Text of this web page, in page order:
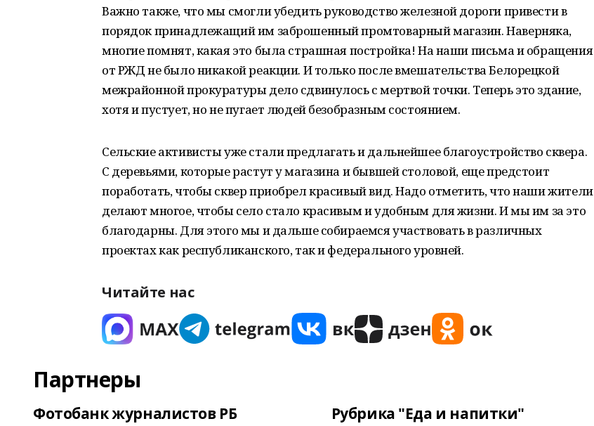
Важно также, что мы смогли убедить руководство железной дороги привести в
порядок принадлежащий им заброшенный промтоварный магазин. Наверняка,
многие помнят, какая это была страшная постройка! На наши письма и обращения
от РЖД не было никакой реакции. И только после вмешательства Белорецкой
межрайонной прокуратуры дело сдвинулось с мертвой точки. Теперь это здание,
хотя и пустует, но не пугает людей безобразным состоянием.
Сельские активисты уже стали предлагать и дальнейшее благоустройство сквера.
С деревьями, которые растут у магазина и бывшей столовой, еще предстоит
поработать, чтобы сквер приобрел красивый вид. Надо отметить, что наши жители
делают многое, чтобы село стало красивым и удобным для жизни. И мы им за это
благодарны. Для этого мы и дальше собираемся участвовать в различных
проектах как республиканского, так и федерального уровней.
Читайте нас
Партнеры
Фотобанк журналистов РБ Рубрика "Еда и напитки"